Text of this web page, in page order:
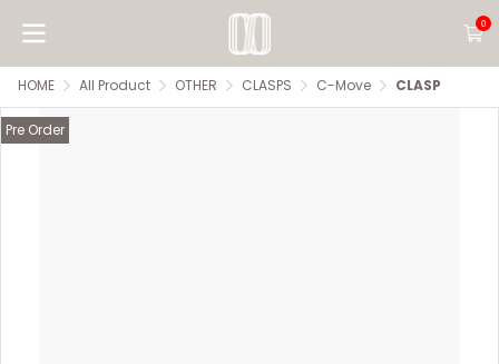
0
HOME All Product OTHER CLASPS C-Move CLASP
Pre Order